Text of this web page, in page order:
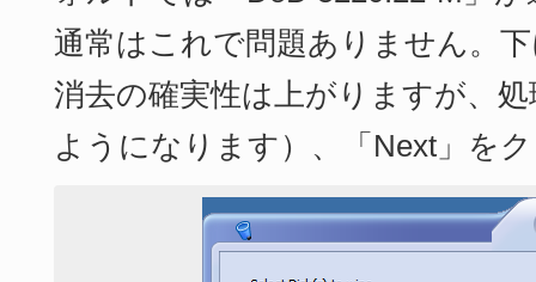
通常はこれで問題ありません。
消去の確実性は上がりますが、
ようになります）、「Next」を